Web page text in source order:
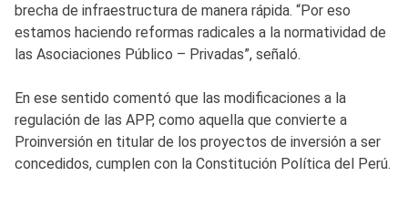
brecha de infraestructura de manera rápida. “Por eso
estamos haciendo reformas radicales a la normatividad de
las Asociaciones Público – Privadas”, señaló.
En ese sentido comentó que las modificaciones a la
regulación de las APP, como aquella que convierte a
Proinversión en titular de los proyectos de inversión a ser
concedidos, cumplen con la Constitución Política del Perú.